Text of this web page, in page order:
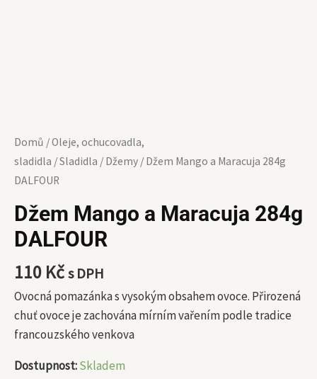
Domů /Oleje, ochucovadla,
sladidla /Sladidla / Džemy / Džem Mango a Maracuja 284g
DALFOUR
Džem Mango a Maracuja 284g
DALFOUR
110 Kčs DPH
Ovocná pomazánka s vysokým obsahem ovoce. Přirozená
chuť ovoce je zachována mírním vařením podle tradice
francouzského venkova
Dostupnost:Skladem